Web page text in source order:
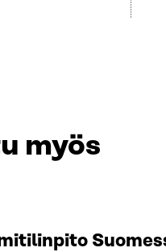
myös